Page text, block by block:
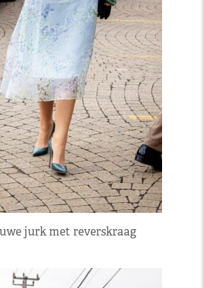
jurk met reverskraag